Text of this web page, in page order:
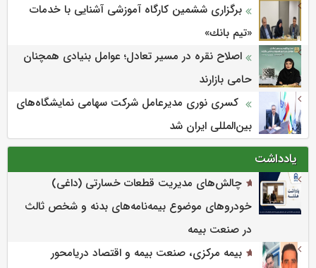
برگزاری ششمین كارگاه آموزشی آشنایی با خدمات
«تیم بانك»
اصلاح نقره در مسیر تعادل؛ عوامل بنیادی همچنان
حامی بازارند
کسری نوری مدیرعامل شرکت سهامی نمایشگاه‌های
بین‌المللی ایران شد
یادداشت
چالش‌های مدیریت قطعات خسارتی (داغی)
خودروهای موضوع بیمه‌نامه‌های بدنه و شخص ثالث
در صنعت بیمه
بیمه مرکزی، صنعت بیمه و اقتصاد دریامحور